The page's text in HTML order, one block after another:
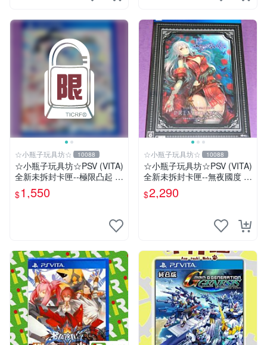
☆小瓶子玩具坊☆ 10088
☆小瓶子玩具坊☆PSV (VITA)
全新未拆封卡匣--極限凸起 萌
萌水晶 / 萌情水晶 中文版
$1,550
☆小瓶子玩具坊☆ 10088
☆小瓶子玩具坊☆PSV (VITA)
全新未拆封卡匣--無夜國度 珍
藏盒版 / 限定版 (日版)
$2,290